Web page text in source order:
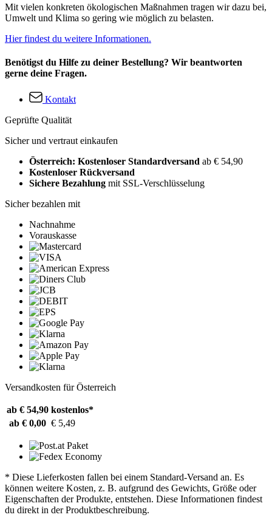
Mit vielen konkreten ökologischen Maßnahmen tragen wir dazu bei,
Umwelt und Klima so gering wie möglich zu belasten.
Hier findest du weitere Informationen.
Benötigst du Hilfe zu deiner Bestellung? Wir beantworten
gerne deine Fragen.
Kontakt
Geprüfte Qualität
Sicher und vertraut einkaufen
Österreich: Kostenloser Standardversand ab € 54,90
Kostenloser Rückversand
Sichere Bezahlung mit SSL-Verschlüsselung
Sicher bezahlen mit
Nachnahme
Vorauskasse
Versandkosten für Österreich
ab € 54,90 kostenlos*
ab € 0,00 € 5,49
* Diese Lieferkosten fallen bei einem Standard-Versand an. Es
können weitere Kosten, z. B. aufgrund des Gewichts, Größe oder
Eigenschaften der Produkte, entstehen. Diese Informationen findest
du direkt in der Produktbeschreibung.